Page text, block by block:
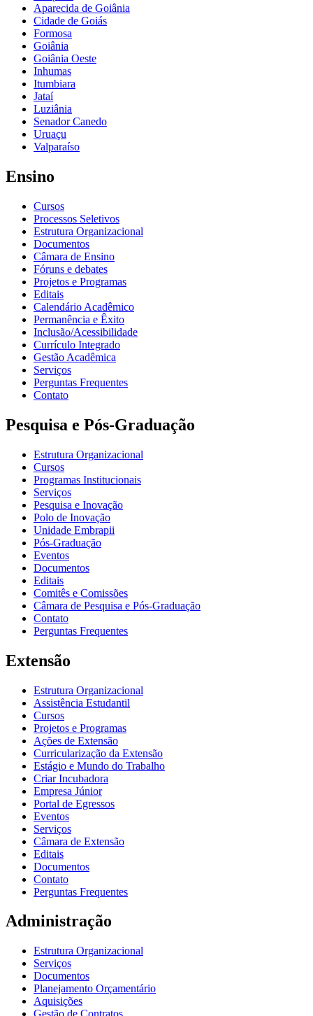
Aparecida de Goiânia
Cidade de Goiás
Formosa
Goiânia
Goiânia Oeste
Inhumas
Itumbiara
Jataí
Luziânia
Senador Canedo
Uruaçu
Valparaíso
Ensino
Cursos
Processos Seletivos
Estrutura Organizacional
Documentos
Câmara de Ensino
Fóruns e debates
Projetos e Programas
Editais
Calendário Acadêmico
Permanência e Êxito
Inclusão/Acessibilidade
Currículo Integrado
Gestão Acadêmica
Serviços
Perguntas Frequentes
Contato
Pesquisa e Pós-Graduação
Estrutura Organizacional
Cursos
Programas Institucionais
Serviços
Pesquisa e Inovação
Polo de Inovação
Unidade Embrapii
Pós-Graduação
Eventos
Documentos
Editais
Comitês e Comissões
Câmara de Pesquisa e Pós-Graduação
Contato
Perguntas Frequentes
Extensão
Estrutura Organizacional
Assistência Estudantil
Cursos
Projetos e Programas
Ações de Extensão
Curricularização da Extensão
Estágio e Mundo do Trabalho
Criar Incubadora
Empresa Júnior
Portal de Egressos
Eventos
Serviços
Câmara de Extensão
Editais
Documentos
Contato
Perguntas Frequentes
Administração
Estrutura Organizacional
Serviços
Documentos
Planejamento Orçamentário
Aquisições